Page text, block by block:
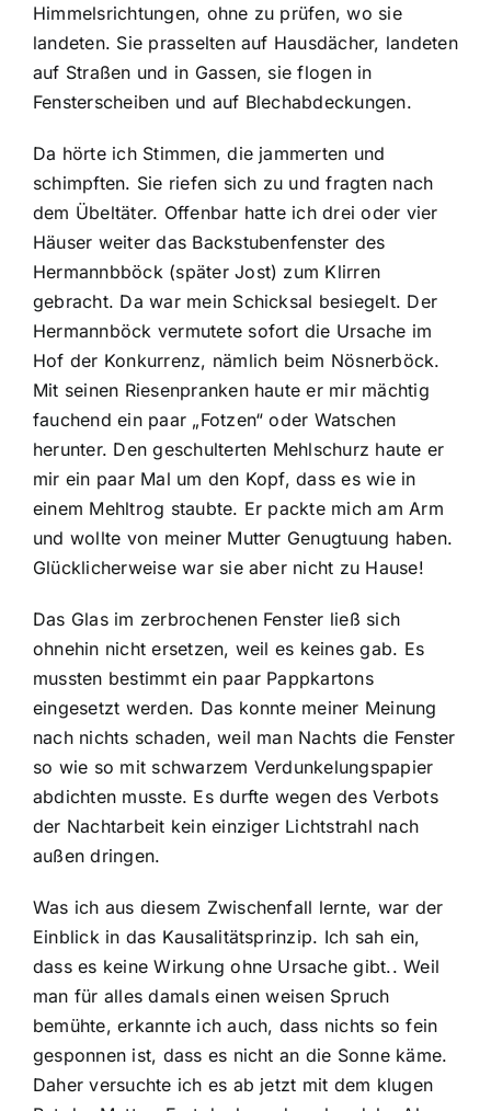
Himmelsrichtungen, ohne zu prüfen, wo sie
landeten. Sie prasselten auf Hausdächer, landeten
auf Straßen und in Gassen, sie flogen in
Fensterscheiben und auf Blechabdeckungen.
Da hörte ich Stimmen, die jammerten und
schimpften. Sie riefen sich zu und fragten nach
dem Übeltäter. Offenbar hatte ich drei oder vier
Häuser weiter das Backstubenfenster des
Hermannbböck (später Jost) zum Klirren
gebracht. Da war mein Schicksal besiegelt. Der
Hermannböck vermutete sofort die Ursache im
Hof der Konkurrenz, nämlich beim Nösnerböck.
Mit seinen Riesenpranken haute er mir mächtig
fauchend ein paar „Fotzen“ oder Watschen
herunter. Den geschulterten Mehlschurz haute er
mir ein paar Mal um den Kopf, dass es wie in
einem Mehltrog staubte. Er packte mich am Arm
und wollte von meiner Mutter Genugtuung haben.
Glücklicherweise war sie aber nicht zu Hause!
Das Glas im zerbrochenen Fenster ließ sich
ohnehin nicht ersetzen, weil es keines gab. Es
mussten bestimmt ein paar Pappkartons
eingesetzt werden. Das konnte meiner Meinung
nach nichts schaden, weil man Nachts die Fenster
so wie so mit schwarzem Verdunkelungspapier
abdichten musste. Es durfte wegen des Verbots
der Nachtarbeit kein einziger Lichtstrahl nach
außen dringen.
Was ich aus diesem Zwischenfall lernte, war der
Einblick in das Kausalitätsprinzip. Ich sah ein,
dass es keine Wirkung ohne Ursache gibt.. Weil
man für alles damals einen weisen Spruch
bemühte, erkannte ich auch, dass nichts so fein
gesponnen ist, dass es nicht an die Sonne käme.
Daher versuchte ich es ab jetzt mit dem klugen